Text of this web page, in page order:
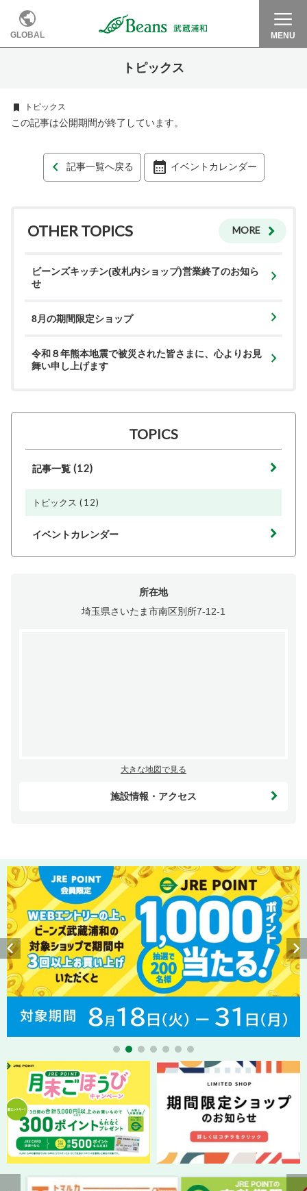
GLOBAL MENU
トピックス
トピックス
この記事は公開期間が終了しています。
記事一覧へ戻る イベントカレンダー
OTHER TOPICS MORE
ビーンズキッチン(改札内ショップ)営業終了のお知ら
せ
8月の期間限定ショップ
令和８年熊本地震で被災された皆さまに、心よりお見
舞い申し上げます
TOPICS
記事一覧 (12)
トピックス (12)
イベントカレンダー
所在地
埼玉県さいたま市南区別所7-12-1
大きな地図で見る
施設情報・アクセス